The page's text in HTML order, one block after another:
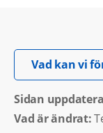
Vad kan vi
Sidan
Vad är ändrat: